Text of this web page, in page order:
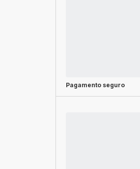
Pagamento seguro